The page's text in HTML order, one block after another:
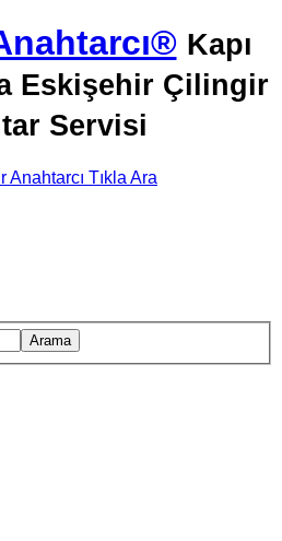
Kapı
Eskişehir Çilingir
Servisi